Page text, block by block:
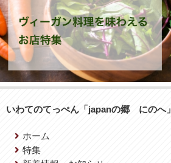
いわてのてっぺん「japanの郷 にのへ」
ホーム
特集